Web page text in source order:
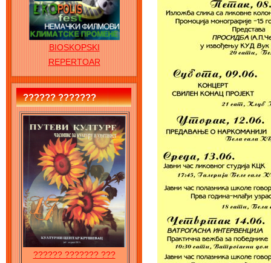
BIOSKOPSKI
REPERTOAR
?????? ???????
?????? ??????? ???